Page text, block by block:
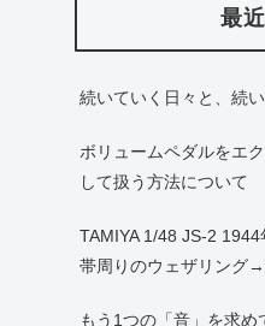
最
続いていく日々と、続
ボリュームペダルをエ
して扱う方法について
TAMIYA 1/48 JS-2
帯周りのウェザリング
もう1つの「音」を求め